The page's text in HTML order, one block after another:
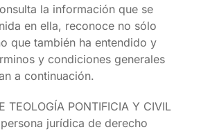
la información que se
en ella, reconoce no sólo
que también ha entendido y
y condiciones generales
a continuación.
TEOLOGÍA PONTIFICIA Y CIVIL
jurídica de derecho